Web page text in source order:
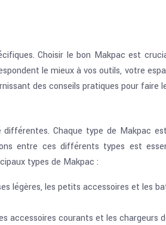
Choisir le bon Makpac est
le mieux à vos outils, votre
des conseils pratiques pour faire
Chaque type de Makpac
entre ces différents types est
types de Makpac :
légères, les petits accessoires et les
accessoires courants et les